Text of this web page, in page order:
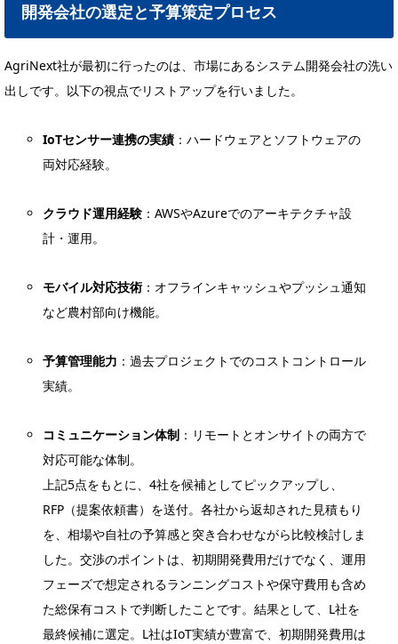
開発会社の選定と予算策定プロセス
AgriNext社が最初に行ったのは、市場にあるシステム開発会社の洗い
出しです。以下の視点でリストアップを行いました。
IoTセンサー連携の実績 ：ハードウェアとソフトウェアの
両対応経験。
クラウド運用経験 ：AWSやAzureでのアーキテクチャ設
計・運用。
モバイル対応技術 ：オフラインキャッシュやプッシュ通知
など農村部向け機能。
予算管理能力 ：過去プロジェクトでのコストコントロール
実績。
コミュニケーション体制 ：リモートとオンサイトの両方で
対応可能な体制。
上記5点をもとに、4社を候補としてピックアップし、
RFP（提案依頼書）を送付。各社から返却された見積もり
を、相場や自社の予算感と突き合わせながら比較検討しま
した。交渉のポイントは、初期開発費用だけでなく、運用
フェーズで想定されるランニングコストや保守費用も含め
た総保有コストで判断したことです。結果として、L社を
最終候補に選定。L社はIoT実績が豊富で、初期開発費用は